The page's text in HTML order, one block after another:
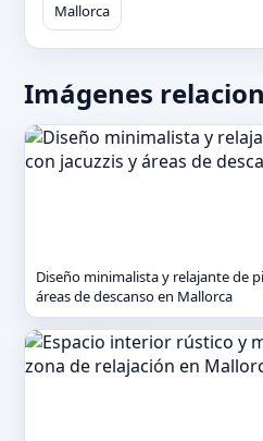
Mallorca
Imágenes
Diseño minimalista y relajante de
áreas de descanso en Mallorca